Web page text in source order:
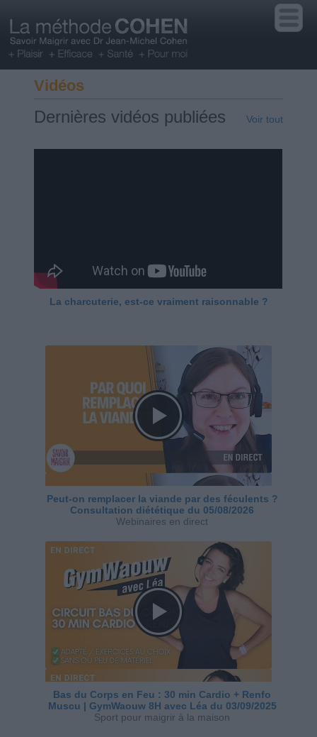
Vidéos
Dernières vidéos publiées Voir tout
La charcuterie, est-ce vraiment raisonnable ?
Peut-on remplacer la viande par des féculents ?
Consultation diététique du 05/08/2026
Webinaires en direct
Bas du Corps en Feu : 30 min Cardio + Renfo
Muscu | GymWaouw 8H avec Léa du 03/09/2025
Sport pour maigrir à la maison